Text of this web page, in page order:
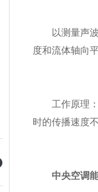
以测量声波
度和流体轴向
工作原理：
时的传播速度
中央空调